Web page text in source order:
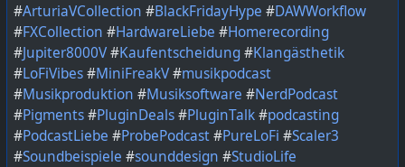
#ArturiaVCollection #BlackFridayHype #DAWWorkflow
#FXCollection #HardwareLiebe #Homerecording
#Jupiter8000V#Kaufentscheidung#Klangästhetik
#LoFiVibes#MiniFreakV#musikpodcast
#Musikproduktion #Musiksoftware #NerdPodcast
#Pigments#PluginDeals#PluginTalk#podcasting
#PodcastLiebe #ProbePodcast#PureLoFi #Scaler3
#Soundbeispiele #sounddesign #StudioLife